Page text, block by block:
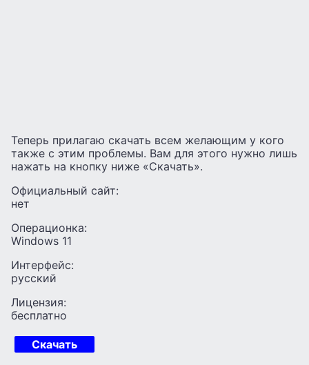
Теперь прилагаю скачать всем желающим у кого
также с этим проблемы. Вам для этого нужно лишь
нажать на кнопку ниже «Скачать».
Официальный сайт:
нет
Операционка:
Windows 11
Интерфейс:
русский
Лицензия:
бесплатно
Скачать